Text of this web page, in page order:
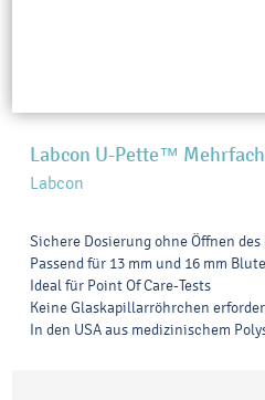
Labcon U-Pette™
Labcon
Sichere Dosierung ohne Öffnen
Passend für 13 mm und 16 mm
Ideal für Point Of Care-Tests
Keine Glaskapillarröhrchen
In den USA aus medizinischem